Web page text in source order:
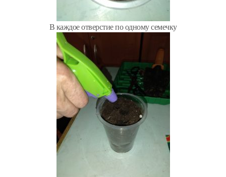
В каждое отверстие по одному семечку